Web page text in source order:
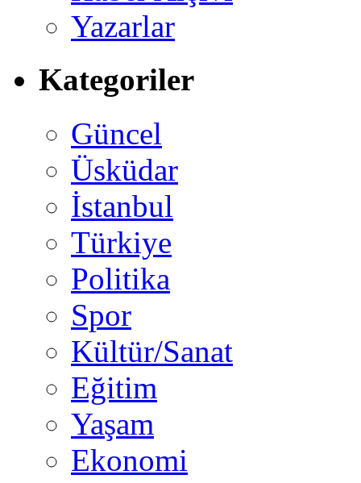
Yazarlar
Kategoriler
Güncel
Üsküdar
İstanbul
Türkiye
Politika
Spor
Kültür/Sanat
Eğitim
Yaşam
Ekonomi